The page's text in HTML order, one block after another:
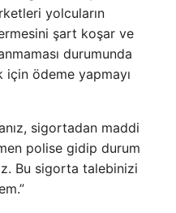
yolcuların
şart koşar ve
durumunda
için ödeme yapmayı
sigortadan maddi
polise gidip durum
Bu sigorta talebinizi